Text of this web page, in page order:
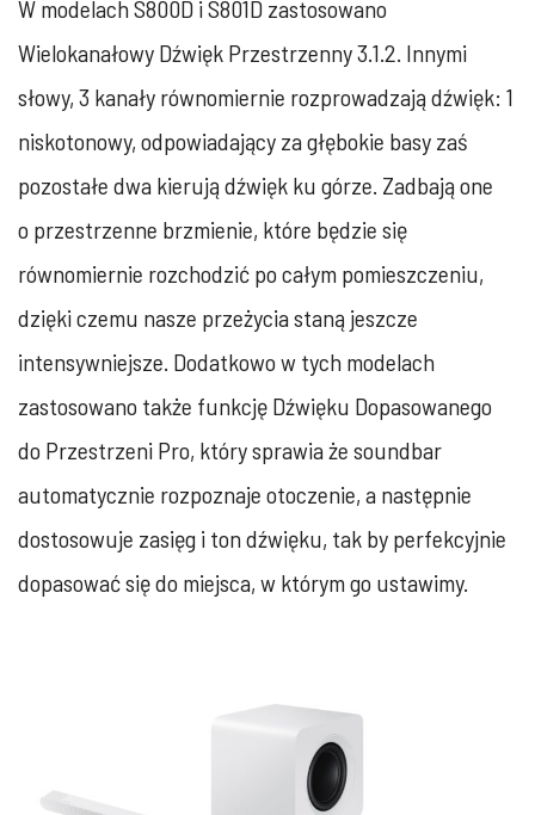
W modelach S800D i S801D zastosowano
Wielokanałowy Dźwięk Przestrzenny 3.1.2. Innymi
słowy, 3 kanały równomiernie rozprowadzają dźwięk: 1
niskotonowy, odpowiadający za głębokie basy zaś
pozostałe dwa kierują dźwięk ku górze. Zadbają one
o przestrzenne brzmienie, które będzie się
równomiernie rozchodzić po całym pomieszczeniu,
dzięki czemu nasze przeżycia staną jeszcze
intensywniejsze. Dodatkowo w tych modelach
zastosowano także funkcję Dźwięku Dopasowanego
do Przestrzeni Pro, który sprawia że soundbar
automatycznie rozpoznaje otoczenie, a następnie
dostosowuje zasięg i ton dźwięku, tak by perfekcyjnie
dopasować się do miejsca, w którym go ustawimy.